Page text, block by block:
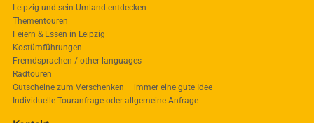
Leipzig und sein Umland entdecken
Thementouren
Feiern & Essen in Leipzig
Kostümführungen
Fremdsprachen / other languages
Radtouren
Gutscheine zum Verschenken – immer eine gute Idee
Individuelle Touranfrage oder allgemeine Anfrage